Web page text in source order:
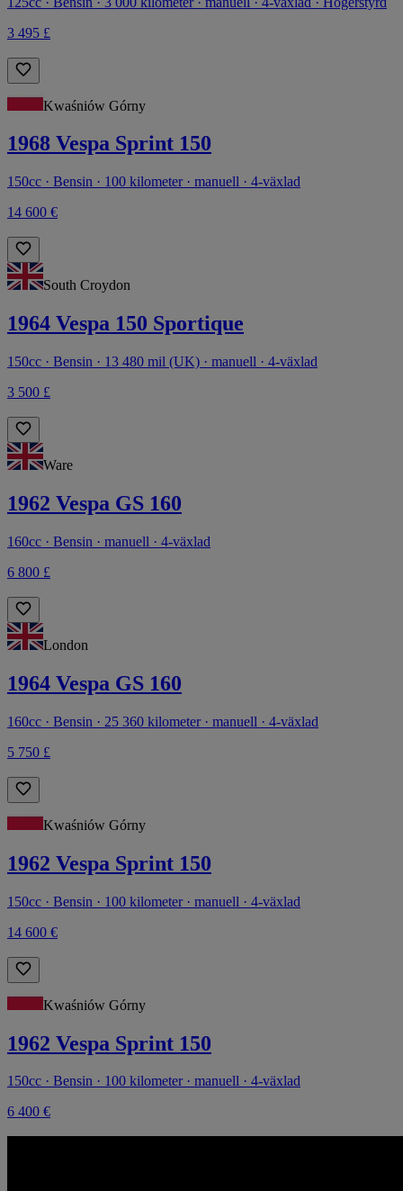
3 495 £
Kwaśniów Górny
1968 Vespa Sprint 150
150cc · Bensin · 100 kilometer · manuell · 4-växlad
14 600 €
South Croydon
1964 Vespa 150 Sportique
150cc · Bensin · 13 480 mil (UK) · manuell · 4-växlad
3 500 £
Ware
1962 Vespa GS 160
160cc · Bensin · manuell · 4-växlad
6 800 £
London
1964 Vespa GS 160
160cc · Bensin · 25 360 kilometer · manuell · 4-växlad
5 750 £
Kwaśniów Górny
1962 Vespa Sprint 150
150cc · Bensin · 100 kilometer · manuell · 4-växlad
14 600 €
Kwaśniów Górny
1962 Vespa Sprint 150
150cc · Bensin · 100 kilometer · manuell · 4-växlad
6 400 €